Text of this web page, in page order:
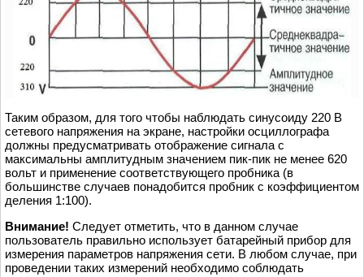
Таким образом, для того чтобы наблюдать синусоиду 220 В
сетевого напряжения на экране, настройки осциллографа
должны предусматривать отображение сигнала с
максимальны амплитудным значением пик-пик не менее 620
вольт и применение соответствующего пробника (в
большинстве случаев понадобится пробник с коэффициентом
деления 1:100).
Внимание! Следует отметить, что в данном случае
пользователь правильно использует батарейный прибор для
измерения параметров напряжения сети. В любом случае, при
проведении таких измерений необходимо соблюдать